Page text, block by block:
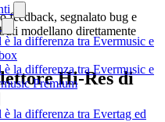
è la differenza tra Evermusic e
è la differenza tra Evermusic e
Premium
è la differenza tra Evertag ed
feedback, segnalato bug e
modellano direttamente
Hi-Res di